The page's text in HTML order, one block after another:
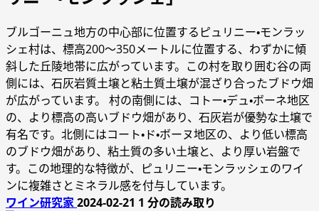
ブルゴーニュ地方の中心部に位置するピュリニー・モンラッ
シェ村は、標高200～350メートルに位置する、わずかに傾
斜した丘陵地帯に広がっています。この村を取り囲む谷の両
側には、石灰岩質土壌と粘土質土壌が混ざり合ったブドウ畑
が広がっています。 村の南側には、コトー・デュ・ボーネ地区
の、より標高の高いブドウ畑があり、石灰岩が優勢な土壌で
有名です。北側にはコート・ド・ボーヌ地区の、より低い標高
のブドウ畑があり、粘土質の多い土壌と、より厚い岩盤で
す。この地理的な特徴が、ピュリニー・モンラッシェのワイ
ンに複雑さとミネラル感を付与しています。
ワイン研究家2024-02-21 1 分の読み取り